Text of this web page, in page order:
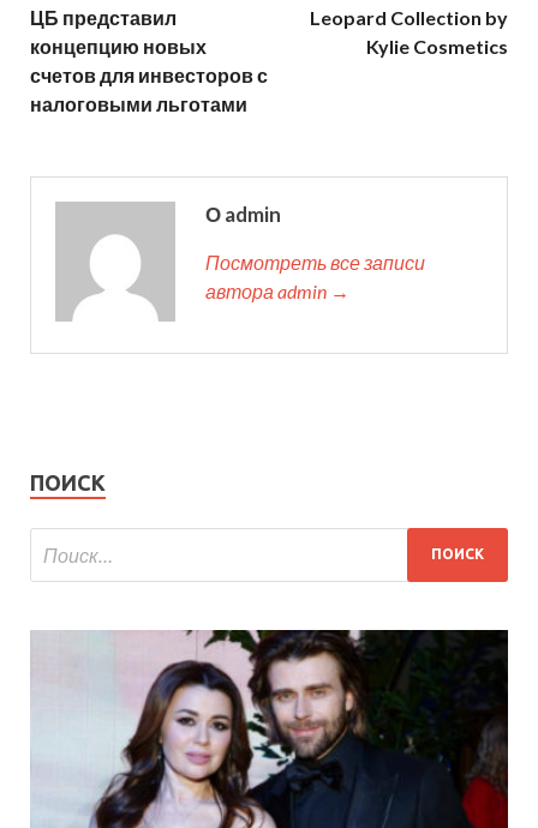
ЦБ представил
концепцию новых
счетов для инвесторов с
налоговыми льготами
Leopard Collection by
Kylie Cosmetics
О admin
Посмотреть все записи
автора admin →
ПОИСК